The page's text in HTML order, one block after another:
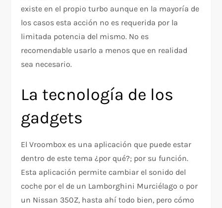
existe en el propio turbo aunque en la mayoría de
los casos esta acción no es requerida por la
limitada potencia del mismo. No es
recomendable usarlo a menos que en realidad
sea necesario.
La tecnología de los
gadgets
El Vroombox es una aplicación que puede estar
dentro de este tema ¿por qué?; por su función.
Esta aplicación permite cambiar el sonido del
coche por el de un Lamborghini Murciélago o por
un Nissan 350Z, hasta ahí todo bien, pero cómo